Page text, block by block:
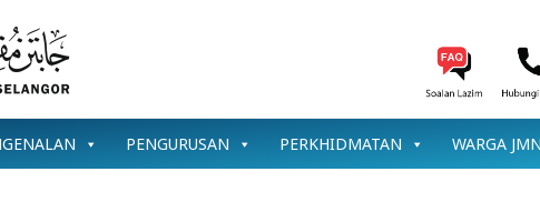
PENGURUSAN PERKHIDMATAN WARGA